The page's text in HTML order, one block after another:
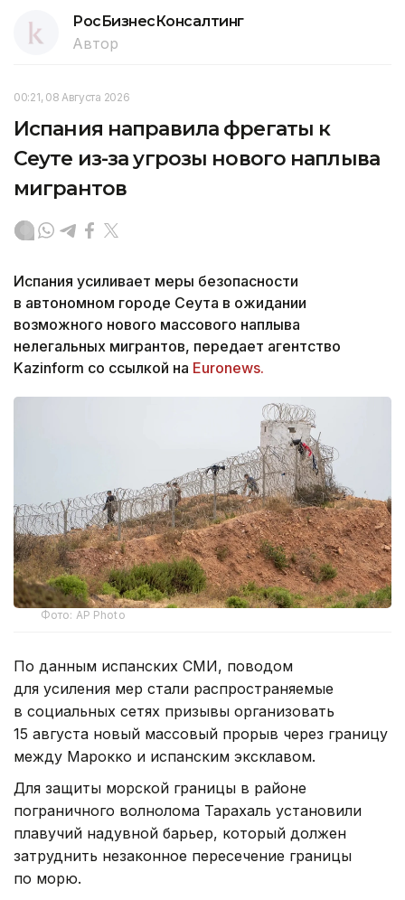
РосБизнесКонсалтинг
Автор
00:21, 08 Августа 2026
Испания направила фрегаты к
Сеуте из-за угрозы нового наплыва
мигрантов
Испания усиливает меры безопасности
в автономном городе Сеута в ожидании
возможного нового массового наплыва
нелегальных мигрантов, передает агентство
Kazinform со ссылкой на Euronews.
Фото: AP Photo
По данным испанских СМИ, поводом
для усиления мер стали распространяемые
в социальных сетях призывы организовать
15 августа новый массовый прорыв через границу
между Марокко и испанским эксклавом.
Для защиты морской границы в районе
пограничного волнолома Тарахаль установили
плавучий надувной барьер, который должен
затруднить незаконное пересечение границы
по морю.